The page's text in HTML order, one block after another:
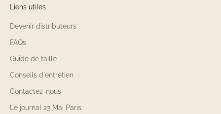
Liens utiles
Devenir distributeurs
FAQs
Guide de taille
Conseils d'entretien
Contactez-nous
Le journal 23 Mai Paris